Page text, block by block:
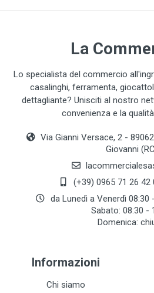
La
Lo specialista del commercio
casalinghi, ferramenta,
dettagliante? Unisciti al nostro
convenienza e la
Via Gianni Versace, 2 -
Giovanni
(+39) 0965 71 26 42
da Lunedì a Venerdì 08:30
Sabato: 08:30 -
Domenica:
Informazioni
Chi siamo